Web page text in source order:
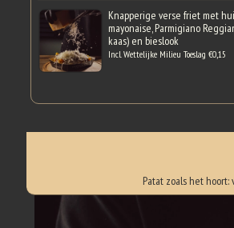
Knapperige verse friet met
mayonaise, Parmigiano
kaas) en bieslook
Incl. Wettelijke Milieu Toeslag €0,15
Patat zoals het